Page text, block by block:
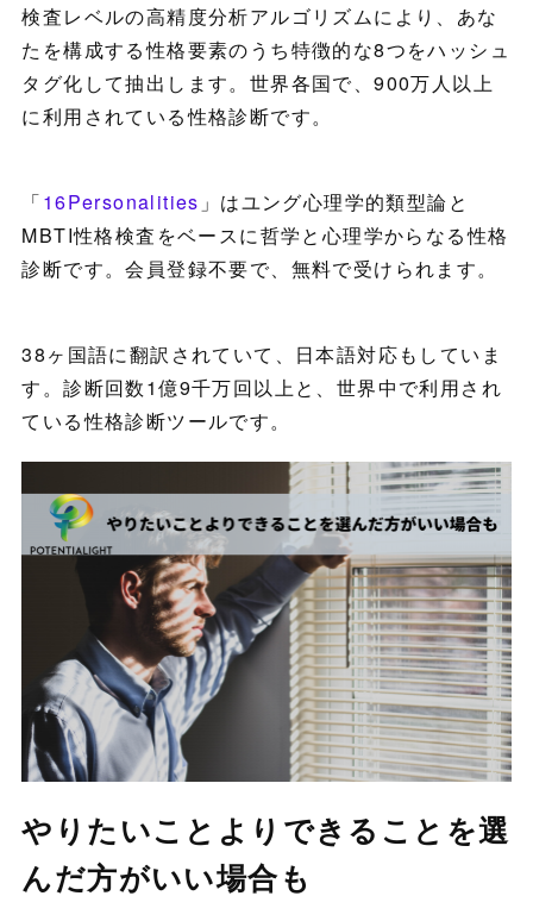
検査レベルの高精度分析アルゴリズムにより、あな
たを構成する性格要素のうち特徴的な8つをハッシュ
タグ化して抽出します。世界各国で、900万人以上
に利用されている性格診断です。
「16Personalities 」はユング心理学的類型論と
MBTI性格検査をベースに哲学と心理学からなる性格
診断です。会員登録不要で、無料で受けられます。
38ヶ国語に翻訳されていて、日本語対応もしていま
す。診断回数1億9千万回以上と、世界中で利用され
ている性格診断ツールです。
やりたいことよりできることを選
んだ方がいい場合も